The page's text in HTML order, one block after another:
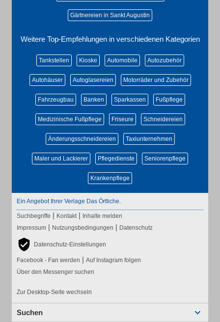
Gärtnereien in Sankt Augustin
Weitere Top-Empfehlungen in verschiedenen Kategorien
Tankstellen Kioske Automobile Autozubehör
Autohäuser Autoglasereien Motorräder und Zubehör
Fahrzeugbau Banken Sparkassen Fußpflege
Medizinische Fußpflege Friseure Schneidereien
Änderungsschneidereien Taxiunternehmen
Maler und Lackierer Pflegedienste Seniorenpflege
Krankenpflege
Ein Angebot Ihrer Verlage Das Örtliche.
Suchbegriffe | Kontakt | Inhalte melden
Impressum | Nutzungsbedingungen | Datenschutz
Datenschutz-Einstellungen
Facebook - Fan werden | Auf Instagram folgen
Über den Messenger suchen
Zur Desktop-Seite wechseln
Suchen